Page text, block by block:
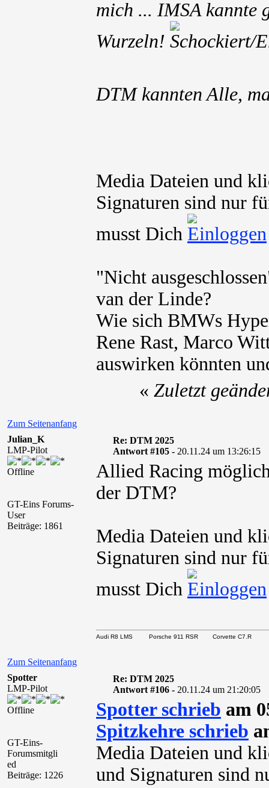
mich ... IMSA kannte
Wurzeln!
DTM kannten Alle,
Media Dateien und
Signaturen sind nur
musst Dich
"Nicht
van der Linde?
Wie sich BMWs
Rene Rast, Marco
auswirken könnten
Zum Seitenanfang
« Zuletzt
Julian_K
LMP-Pilot
Offline
GT-Eins Forums-
User
Beiträge: 1861
Re: DTM 2025
Antwort #105 - 20.11.24 um 13:26:15
Allied Racing
der DTM?
Media Dateien und
Signaturen sind nur
musst Dich
Zum Seitenanfang
Audi R8 LMS Porsche 911 RSR Corvette C7.R
Spotter
LMP-Pilot
Offline
GT-Eins-
Forumsmitgli
ed
Beiträge: 1226
Re: DTM 2025
Antwort #106 - 20.11.24 um 21:20:05
Spotter schrieb am
Spitzkehre schrieb
Media Dateien und
und Signaturen sind